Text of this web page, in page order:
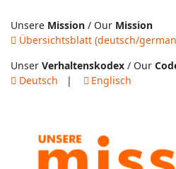
Unsere Mission / Our Mission
Übersichtsblatt (deutsch/
Unser Verhaltenskodex / Our
Deutsch | Englisch